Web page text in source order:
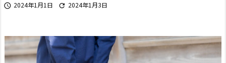
 2024年1月1日  2024年1月3日